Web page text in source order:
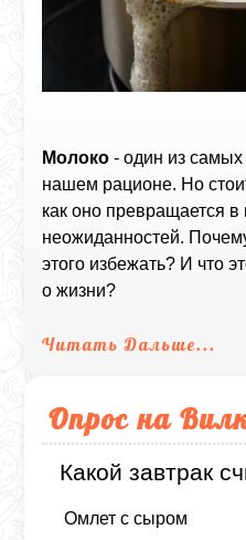
Молоко - один из
нашем рационе. Но
как оно превращается в
неожиданностей.
этого избежать? И что
о жизни?
Читать Дальше...
Опрос на
Какой завтрак
Омлет с сыром